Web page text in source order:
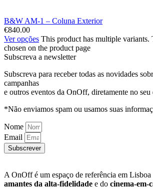
B&W AM-1 – Coluna Exterior
€840.00
Ver opções This product has multiple variants.
chosen on the product page
Subscreva a newsletter
Subscreva para receber todas as novidades
campanhas
e outros eventos da OnOff, diretamente no seu
*Não enviamos spam ou usamos suas
Nome
Email
Subscrever
A OnOff é um espaço de referência em Lisboa
amantes da alta-fidelidade e do cinema-em-